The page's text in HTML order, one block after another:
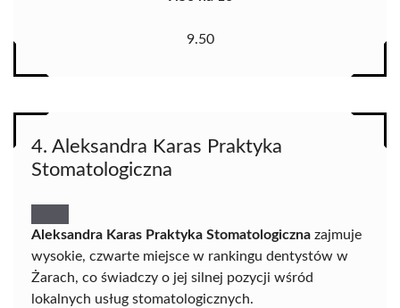
9.50
4. Aleksandra Karas Praktyka
Stomatologiczna
Aleksandra Karas Praktyka Stomatologiczna zajmuje
wysokie, czwarte miejsce w rankingu dentystów w
Żarach, co świadczy o jej silnej pozycji wśród
lokalnych usług stomatologicznych.